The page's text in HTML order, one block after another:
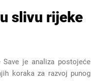
slivu rijeke
Save je analiza postojeće
koraka za razvoj punog